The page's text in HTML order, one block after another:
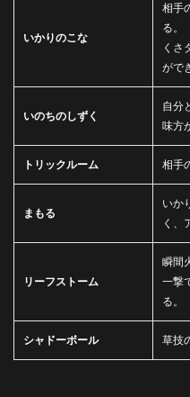
いかりのこな
相手
る。
くさ
がで
いのちのしずく
自分
味方
トリックルーム 相手
まもる
いか
く、
リーフストーム
瞬間
一撃
る。
シャドーボール 草技